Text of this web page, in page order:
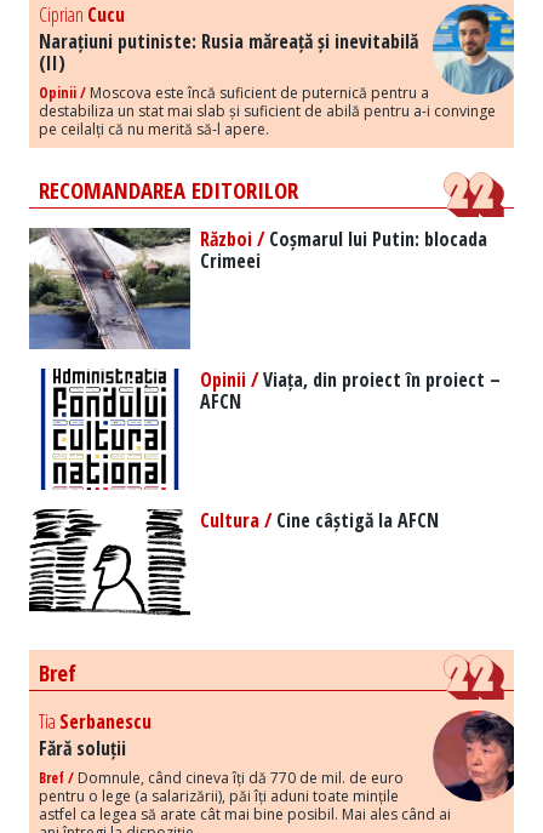
Ciprian Cucu
Narațiuni putiniste: Rusia măreață și inevitabilă
(II)
Opinii / Moscova este încă suficient de puternică pentru a
destabiliza un stat mai slab și suficient de abilă pentru a-i convinge
pe ceilalți că nu merită să-l apere.
RECOMANDAREA EDITORILOR
Război /Coșmarul lui Putin: blocada
Crimeei
Opinii /Viața, din proiect în proiect –
AFCN
Cultura /Cine câștigă la AFCN
Bref
Tia Serbanescu
Fără soluții
Bref / Domnule, când cineva îți dă 770 de mil. de euro
pentru o lege (a salarizării), păi îți aduni toate mințile
astfel ca legea să arate cât mai bine posibil. Mai ales când ai